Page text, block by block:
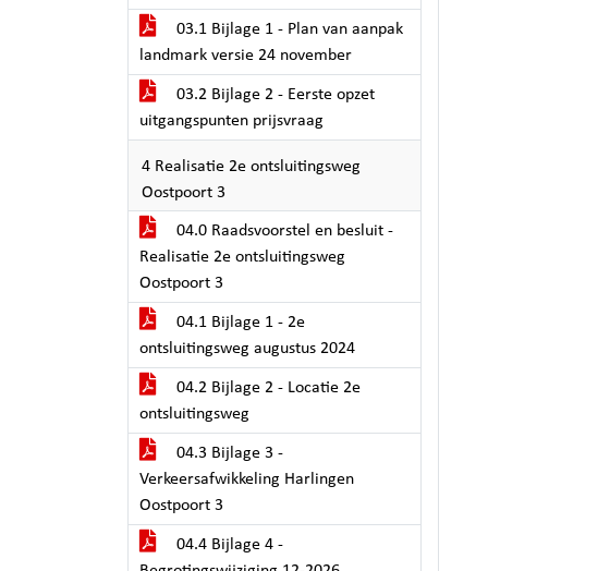
03.1 Bijlage 1 - Plan van aanpak
landmark versie 24 november
03.2 Bijlage 2 - Eerste opzet
uitgangspunten prijsvraag
4 Realisatie 2e ontsluitingsweg
Oostpoort 3
04.0 Raadsvoorstel en besluit -
Realisatie 2e ontsluitingsweg
Oostpoort 3
04.1 Bijlage 1 - 2e
ontsluitingsweg augustus 2024
04.2 Bijlage 2 - Locatie 2e
ontsluitingsweg
04.3 Bijlage 3 -
Verkeersafwikkeling Harlingen
Oostpoort 3
04.4 Bijlage 4 -